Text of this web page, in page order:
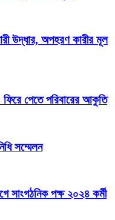
উদ্ধার, অপহরণ কারীর মূল
পেতে পরিবারের আকুতি
সম্মেলন
সাংগঠনিক পক্ষ ২০২৪ কর্মী